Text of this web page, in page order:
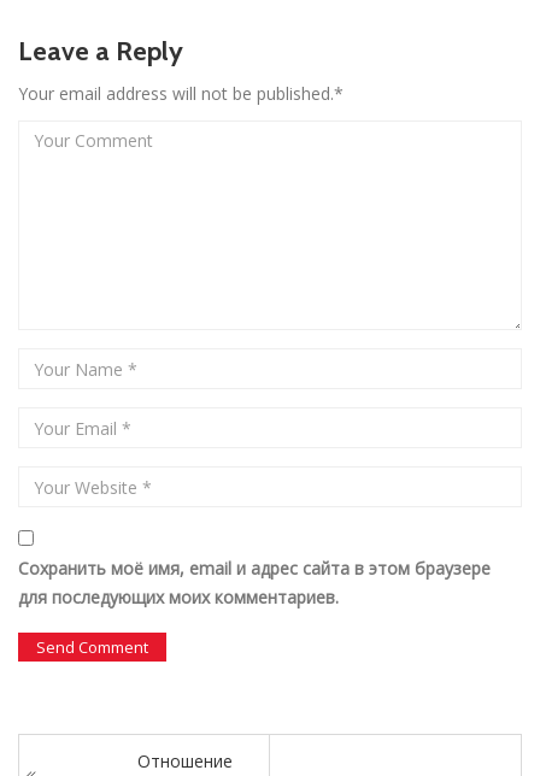
Leave a Reply
Your email address will not be published.*
Сохранить моё имя, email и адрес сайта в этом браузере
для последующих моих комментариев.
Отношение